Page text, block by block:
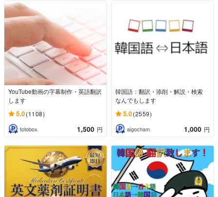
YouTube動画の字幕制作・英語翻訳
します
5.0(1108)
totobox 1,500 円
韓国語：翻訳・添削・解説・検索
なんでもします
5.0(2559)
aigocham 1,000 円